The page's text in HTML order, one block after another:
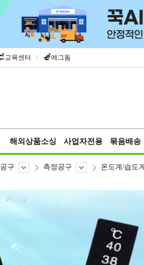
교육센터 | 에그돔
해외상품소싱 사업자전용 묶음배송
공구 측정공구 온도계/습도계